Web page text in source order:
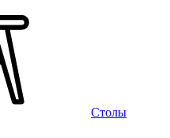
Столы